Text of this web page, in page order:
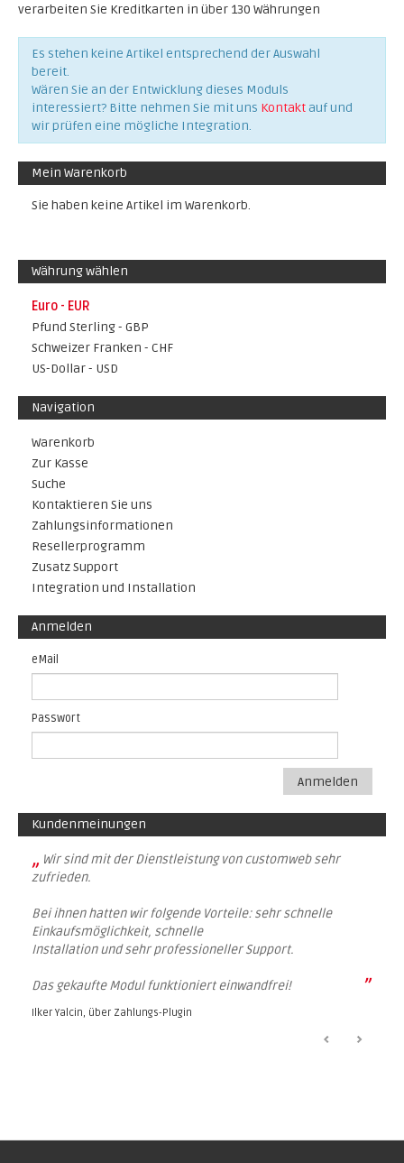
verarbeiten Sie Kreditkarten in über 130 Währungen
Es stehen keine Artikel entsprechend der Auswahl
bereit.
Wären Sie an der Entwicklung dieses Moduls
interessiert? Bitte nehmen Sie mit uns Kontakt auf und
wir prüfen eine mögliche Integration.
Mein Warenkorb
Sie haben keine Artikel im Warenkorb.
Währung wählen
Euro - EUR
Pfund Sterling - GBP
Schweizer Franken - CHF
US-Dollar - USD
Navigation
Warenkorb
Zur Kasse
Suche
Kontaktieren Sie uns
Zahlungsinformationen
Resellerprogramm
Zusatz Support
Integration und Installation
Anmelden
eMail
Passwort
Anmelden
Kundenmeinungen
„ Wir sind mit der Dienstleistung von customweb sehr
zufrieden.
Bei ihnen hatten wir folgende Vorteile: sehr schnelle
Einkaufsmöglichkeit, schnelle
Installation und sehr professioneller Support.
Das gekaufte Modul funktioniert einwandfrei! ”
Ilker Yalcin, über Zahlungs-Plugin